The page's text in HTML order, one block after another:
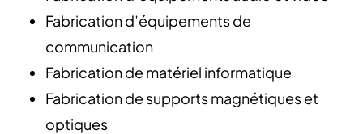
Fabrication d’équipements de
communication
Fabrication de matériel informatique
Fabrication de supports magnétiques et
optiques